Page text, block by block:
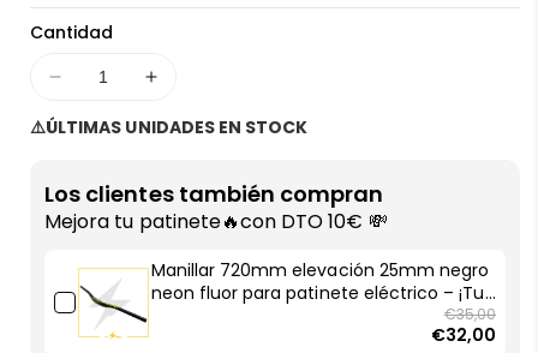
Cantidad
Disminuir
cantidad
para
720mm
elevación
25mm
negro
neon
fluor
para
Aumentar
para
720mm
elevación
negro
neon
⚠️ÚLTIMAS UNIDADES EN STOCK
Los clientes también compran
Mejora tu patinete🔥con DTO 10€ 💸
Manillar 720mm elevación 25mm negro
neon fluor para patinete eléctrico – ¡Tu
€35,00
€32,00